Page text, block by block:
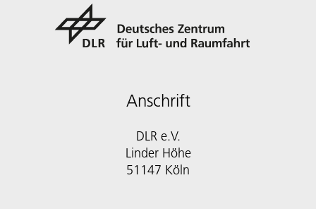
Anschrift
DLR e.V.
Linder Höhe
51147 Köln